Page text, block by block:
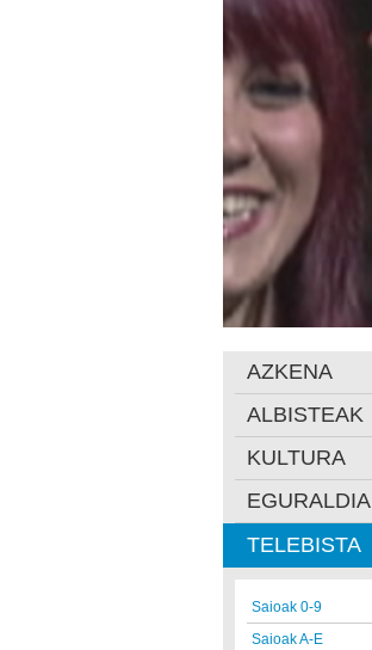
AZKENA
ALBISTEAK
KULTURA
EGURALDIA
TELEBISTA
Saioak 0-9
Saioak A-E